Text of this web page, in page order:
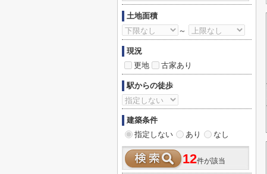
土地面積
～
現況
更地
古家あり
駅からの徒歩
建築条件
指定しない
あり なし
12件が該当